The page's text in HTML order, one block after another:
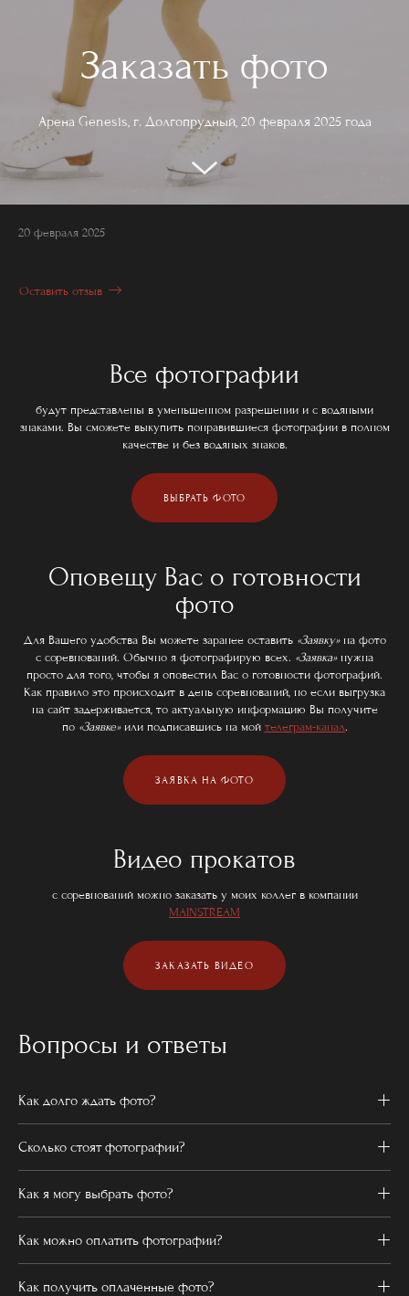
Заказать фото
Арена Genesis, г. Долгопрудный, 20 февраля 2025 года
20 февраля 2025
Оставить отзыв
Все фотографии
будут представлены в уменьшенном разрешении и с водяными
знаками. Вы сможете выкупить понравившиеся фотографии в полном
качестве и без водяных знаков.
ВЫБРАТЬ ФОТО
Оповещу Вас о готовности
фото
Для Вашего удобства Вы можете заранее оставить «Заявку»на фото
с соревнований. Обычно я фотографирую всех. «Заявка»нужна
просто для того, чтобы я оповестил Вас о готовности фотографий.
Как правило это происходит в день соревнований, но если выгрузка
на сайт задерживается, то актуальную информацию Вы получите
по «Заявке»или подписавшись на мой телеграм-канал.
ЗАЯВКА НА ФОТО
Видео прокатов
с соревнований можно заказать у моих коллег в компании
MAINSTREAM
ЗАКАЗАТЬ ВИДЕО
Вопросы и ответы
Как долго ждать фото?
Сколько стоят фотографии?
Как я могу выбрать фото?
Как можно оплатить фотографии?
Как получить оплаченные фото?